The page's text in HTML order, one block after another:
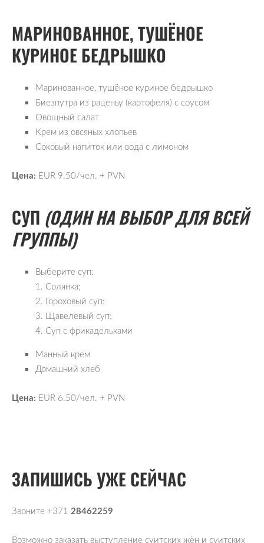
МАРИНОВАННОЕ, ТУШЁНОЕ
КУРИНОЕ БЕДРЫШКО
Маринованное, тушёное куриное бедрышко
Биезпутра из раценьу (картофеля) с соусом
Овощный салат
Крем из овсяных хлопьев
Соковый напиток или вода с лимоном
Цена: EUR 9.50/чел. + PVN
СУП (ОДИН НА ВЫБОР ДЛЯ ВСЕЙ
ГРУППЫ)
Выберите суп:
1. Солянка;
2. Гороховый суп;
3. Щавелевый суп;
4. Суп с фрикадельками
Манный крем
Домашний хлеб
Цена: EUR 6.50/чел. + PVN
ЗАПИШИСЬ УЖЕ СЕЙЧАС
Звоните +371 28462259
Возможно заказать выступление суитских жён и суитских